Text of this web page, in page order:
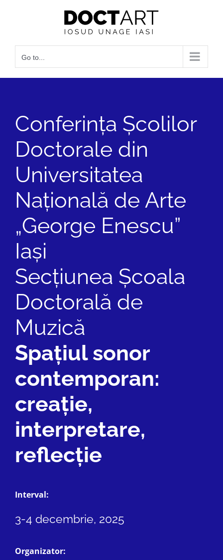
Go to...
Conferința Școlilor
Doctorale din
Universitatea
Națională de Arte
„George Enescu”
Iași
Secțiunea Școala
Doctorală de
Muzică
Spațiul sonor
contemporan:
creație,
interpretare,
reflecție
Interval:
3-4 decembrie, 2025
Organizator: